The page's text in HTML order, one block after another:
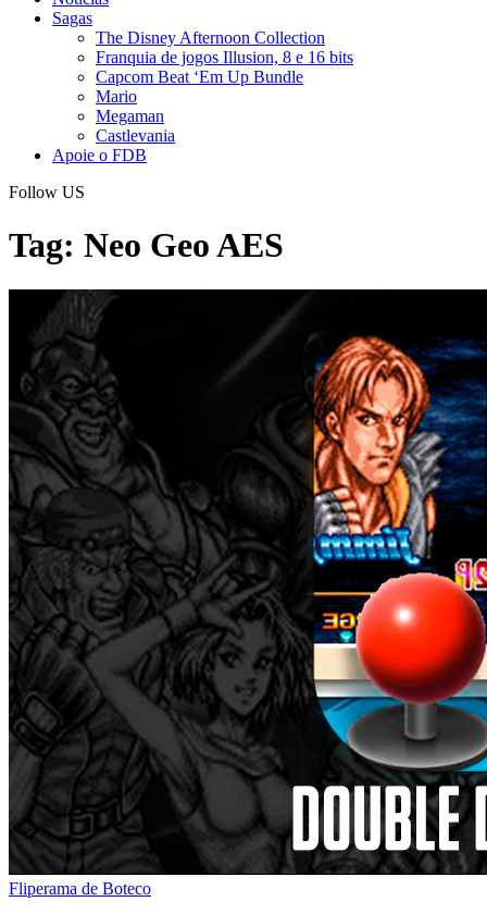
Sagas
The Disney Afternoon Collection
Franquia de jogos Illusion, 8 e 16 bits
Capcom Beat ‘Em Up Bundle
Mario
Megaman
Castlevania
Apoie o FDB
Follow US
Tag: Neo Geo AES
Fliperama de Boteco